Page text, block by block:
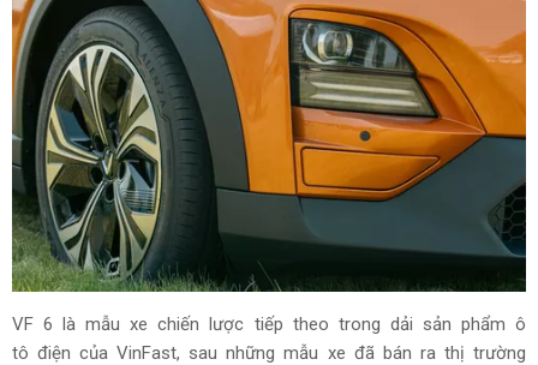
VF 6 là mẫu xe chiến lược tiếp theo trong dải sản phẩm ô
tô điện của VinFast, sau những mẫu xe đã bán ra thị trường